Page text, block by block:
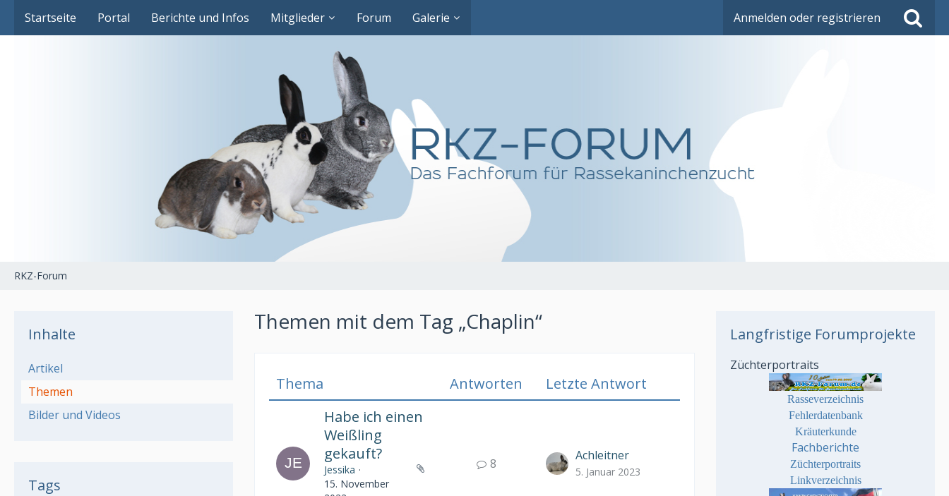
Startseite Portal Berichte und Infos Mitglieder Forum Galerie Anmelden oder registrieren
RKZ-Forum
Inhalte
Artikel
Themen
Bilder und Videos
Tags
Themen mit dem Tag „Chaplin“
Thema Antworten
Letzte Antwort
Habe ich einen
Weißling
gekauft?
Jessika
15. November
8
Achleitner
5. Januar 2023
Langfristige Forumprojekte
Züchterportraits
Rasseverzeichnis
Fehlerdatenbank
Kräuterkunde
Fachberichte
Züchterportraits
Linkverzeichnis